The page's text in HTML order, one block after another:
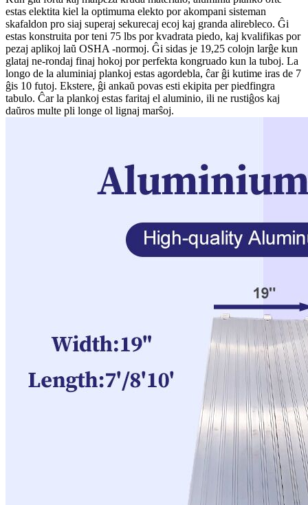
estas elektita kiel la optimuma elekto por akompani sisteman
skafaldon pro siaj superaj sekurecaj ecoj kaj granda alirebleco. Ĝi
estas konstruita por teni 75 lbs por kvadrata piedo, kaj kvalifikas por
pezaj aplikoj laŭ OSHA -normoj. Ĝi sidas je 19,25 colojn larĝe kun
glataj ne-rondaj finaj hokoj por perfekta kongruado kun la tuboj. La
longo de la aluminiaj plankoj estas agordebla, ĉar ĝi kutime iras de 7
ĝis 10 futoj. Ekstere, ĝi ankaŭ povas esti ekipita per piedfingra
tabulo. Ĉar la plankoj estas faritaj el aluminio, ili ne rustiĝos kaj
daŭros multe pli longe ol lignaj marŝoj.